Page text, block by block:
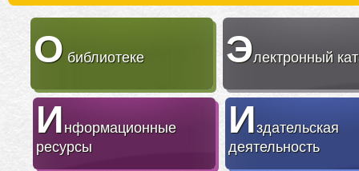
О библиотеке Электронный
Информационные
ресурсы
Издательская
деятельность